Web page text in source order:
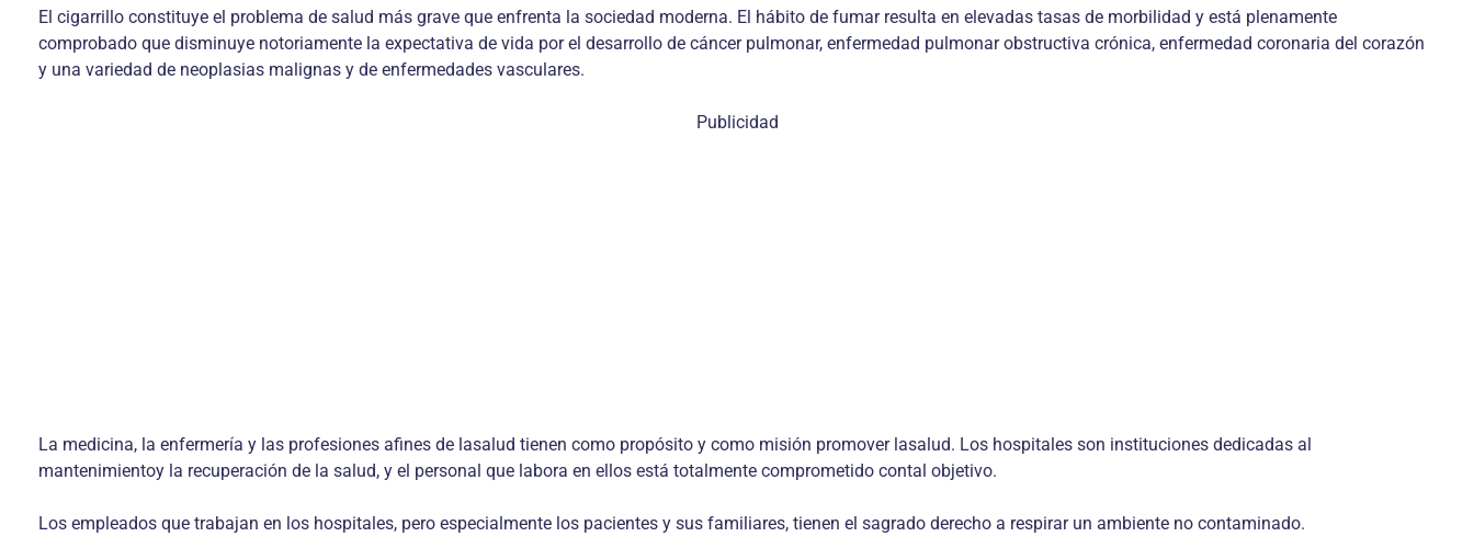
El cigarrillo constituye el problema de salud más grave que enfrenta la sociedad moderna. El hábito de fumar resulta en elevadas tasas de morbilidad y está plenamente
comprobado que disminuye notoriamente la expectativa de vida por el desarrollo de cáncer pulmonar, enfermedad pulmonar obstructiva crónica, enfermedad coronaria del corazón
y una variedad de neoplasias malignas y de enfermedades vasculares.
Publicidad
La medicina, la enfermería y las profesiones afines de lasalud tienen como propósito y como misión promover lasalud. Los hospitales son instituciones dedicadas al
mantenimientoy la recuperación de la salud, y el personal que labora en ellos está totalmente comprometido contal objetivo.
Los empleados que trabajan en los hospitales, pero especialmente los pacientes y sus familiares, tienen el sagrado derecho a respirar un ambiente no contaminado.